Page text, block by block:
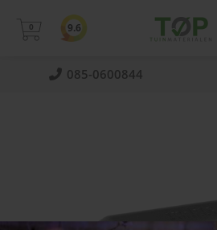
085-0600844
0 9.6